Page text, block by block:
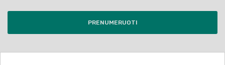
PRENUMERUOTI